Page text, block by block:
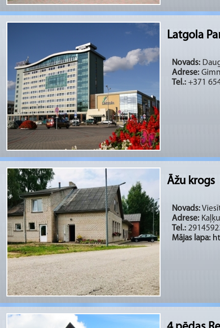
Latgola
Novads:
Adrese:
Tel.: +371
Āžu krogs
Novads:
Adrese:
Tel.:
Mājas lapa: